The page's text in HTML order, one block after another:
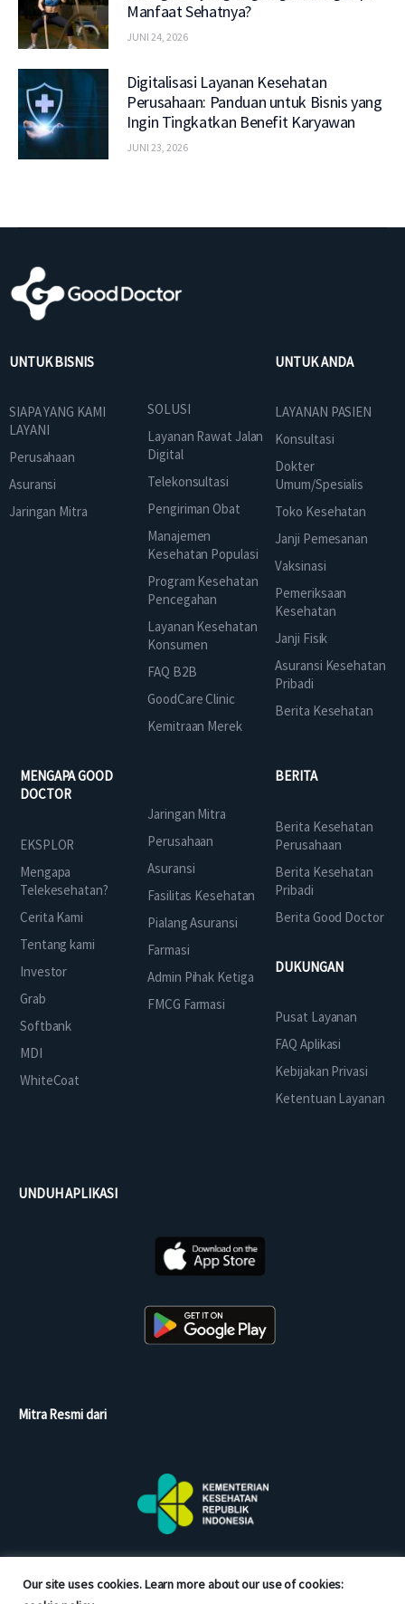
Our site uses cookies. Learn more about our use of cookies:
Manfaat Sehatnya?
JUNI 24, 2026
Digitalisasi Layanan Kesehatan
Perusahaan: Panduan untuk Bisnis yang
Ingin Tingkatkan Benefit Karyawan
JUNI 23, 2026
UNTUK BISNIS
SIAPA YANG KAMI
LAYANI
Perusahaan
Asuransi
Jaringan Mitra
SOLUSI
Layanan Rawat Jalan
Digital
Telekonsultasi
Pengiriman Obat
Manajemen
Kesehatan Populasi
Program Kesehatan
Pencegahan
Layanan Kesehatan
Konsumen
FAQ B2B
GoodCare Clinic
Kemitraan Merek
UNTUK ANDA
LAYANAN PASIEN
Konsultasi
Dokter
Umum/Spesialis
Toko Kesehatan
Janji Pemesanan
Vaksinasi
Pemeriksaan
Kesehatan
Janji Fisik
Asuransi Kesehatan
Pribadi
Berita Kesehatan
MENGAPA GOOD
DOCTOR
EKSPLOR
Mengapa
Telekesehatan?
Cerita Kami
Tentang kami
Investor
Grab
Softbank
MDI
WhiteCoat
Jaringan Mitra
Perusahaan
Asuransi
Fasilitas Kesehatan
Pialang Asuransi
Farmasi
Admin Pihak Ketiga
FMCG Farmasi
BERITA
Berita Kesehatan
Perusahaan
Berita Kesehatan
Pribadi
Berita Good Doctor
DUKUNGAN
Pusat Layanan
FAQ Aplikasi
Kebijakan Privasi
Ketentuan Layanan
UNDUH APLIKASI
Mitra Resmi dari